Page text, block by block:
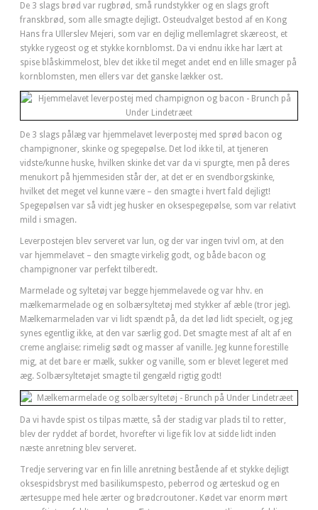
De 3 slags brød var rugbrød, små rundstykker og en slags groft
franskbrød, som alle smagte dejligt. Osteudvalget bestod af en Kong
Hans fra Ullerslev Mejeri, som var en dejlig mellemlagret skæreost, et
stykke rygeost og et stykke kornblomst. Da vi endnu ikke har lært at
spise blåskimmelost, blev det ikke til meget andet end en lille smager på
kornblomsten, men ellers var det ganske lækker ost.
De 3 slags pålæg var hjemmelavet leverpostej med sprød bacon og
champignoner, skinke og spegepølse. Det lod ikke til, at tjeneren
vidste/kunne huske, hvilken skinke det var da vi spurgte, men på deres
menukort på hjemmesiden står der, at det er en svendborgskinke,
hvilket det meget vel kunne være – den smagte i hvert fald dejligt!
Spegepølsen var så vidt jeg husker en oksespegepølse, som var relativt
mild i smagen.
Leverpostejen blev serveret var lun, og der var ingen tvivl om, at den
var hjemmelavet – den smagte virkelig godt, og både bacon og
champignoner var perfekt tilberedt.
Marmelade og syltetøj var begge hjemmelavede og var hhv. en
mælkemarmelade og en solbærsyltetøj med stykker af æble (tror jeg).
Mælkemarmeladen var vi lidt spændt på, da det lød lidt specielt, og jeg
synes egentlig ikke, at den var særlig god. Det smagte mest af alt af en
creme anglaise: rimelig sødt og masser af vanille. Jeg kunne forestille
mig, at det bare er mælk, sukker og vanille, som er blevet legeret med
æg. Solbærsyltetøjet smagte til gengæld rigtig godt!
Da vi havde spist os tilpas mætte, så der stadig var plads til to retter,
blev der ryddet af bordet, hvorefter vi lige fik lov at sidde lidt inden
næste anretning blev serveret.
Tredje servering var en fin lille anretning bestående af et stykke dejligt
oksespidsbryst med basilikumspesto, peberrod og ærteskud og en
ærtesuppe med hele ærter og brødcroutoner. Kødet var enorm mørt